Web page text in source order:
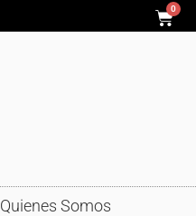
0
Quienes Somos